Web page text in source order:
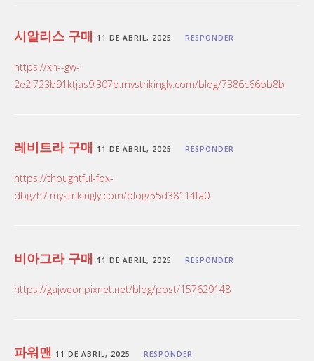
시알리스 구매 11 DE ABRIL, 2025 RESPONDER
https://xn--gw-
2e2i723b91ktjas9l307b.mystrikingly.com/blog/7386c66bb8b
레비트라 구매 11 DE ABRIL, 2025 RESPONDER
https://thoughtful-fox-
dbgzh7.mystrikingly.com/blog/55d38114fa0
비아그라 구매 11 DE ABRIL, 2025 RESPONDER
https://gajweor.pixnet.net/blog/post/157629148
파워맨 11 DE ABRIL, 2025 RESPONDER